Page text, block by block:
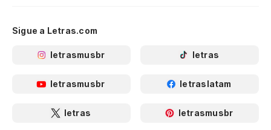
Sigue a Letras.com
letrasmusbr letras
letrasmusbr letraslatam
letras letrasmusbr